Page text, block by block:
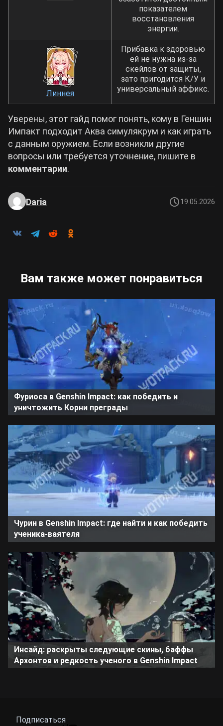
показателем
восстановления
энергии.
Линнея
Прибавка к здоровью
ей не нужна из-за
скейлов от защиты,
зато пригодится К/У и
универсальный аффикс.
Уверены, этот гайд помог понять, кому в Геншин
Импакт подходит Аква симулякрум и как играть
с данным оружием. Если возникли другие
вопросы или требуется уточнение, пишите в
комментарии.
Daria 19.05.2026
Вам также может понравиться
Фуриоса в Genshin Impact: как победить и
уничтожить Корни преграды
Чурин в Genshin Impact: где найти и как победить
ученика-ваятеля
Инсайд: раскрыты следующие скины, баффы
Архонтов и редкость ученого в Genshin Impact
Подписаться